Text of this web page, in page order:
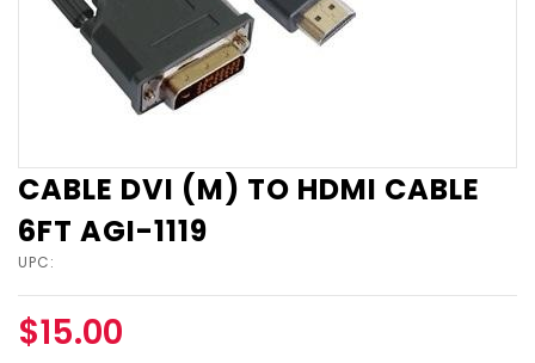
CABLE DVI (M) TO HDMI CABLE
6FT AGI-1119
UPC:
$15.00